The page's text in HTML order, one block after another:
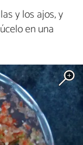
y los ajos, y
en una